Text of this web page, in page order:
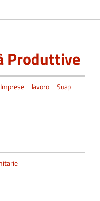
Produttive
Imprese lavoro
Suap